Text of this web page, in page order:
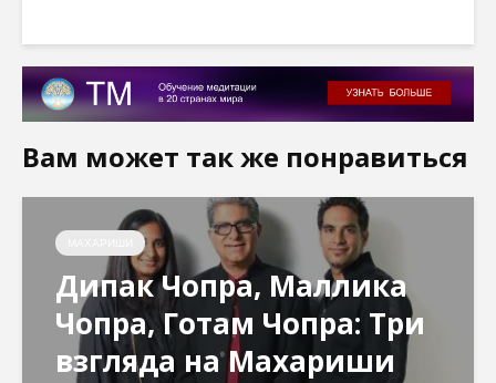
Вам может так же понравиться
Дипак Чопра, Маллика
Чопра, Готам Чопра: Три
взгляда на Махариши